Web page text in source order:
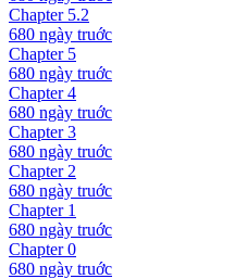
Chapter 5.2
680 ngày truớc
Chapter 5
680 ngày truớc
Chapter4
680 ngày truớc
Chapter3
680 ngày truớc
Chapter 2
680 ngày truớc
Chapter 1
680 ngày truớc
Chapter0
680 ngày truớc